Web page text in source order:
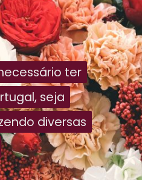
ter
seja
diversas
ter
seja
diversas